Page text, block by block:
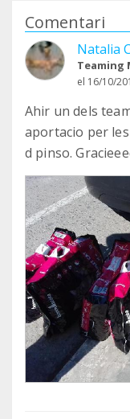
Comentari
Natalia
Teaming
el 16/10/
Ahir un dels
aportacio per les
d pinso.